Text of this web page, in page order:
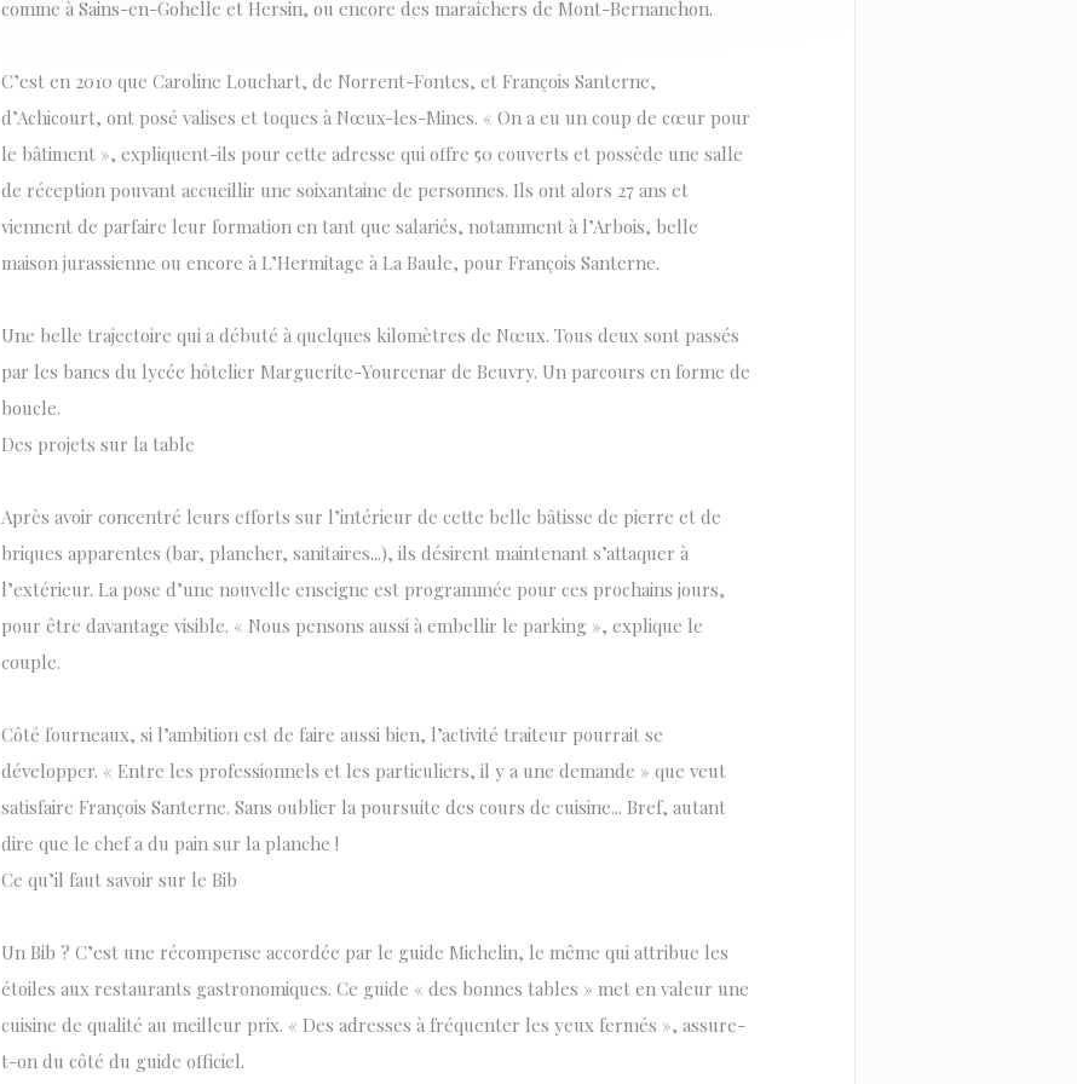
comme à Sains-en-Gohelle et Hersin, ou encore des maraîchers de Mont-Bernanchon.
C’est en 2010 que Caroline Louchart, de Norrent-Fontes, et François Santerne,
d’Achicourt, ont posé valises et toques à Nœux-les-Mines. « On a eu un coup de cœur pour
le bâtiment », expliquent-ils pour cette adresse qui offre 50 couverts et possède une salle
de réception pouvant accueillir une soixantaine de personnes. Ils ont alors 27 ans et
viennent de parfaire leur formation en tant que salariés, notamment à l’Arbois, belle
maison jurassienne ou encore à L’Hermitage à La Baule, pour François Santerne.
Une belle trajectoire qui a débuté à quelques kilomètres de Nœux. Tous deux sont passés
par les bancs du lycée hôtelier Marguerite-Yourcenar de Beuvry. Un parcours en forme de
boucle.
Des projets sur la table
Après avoir concentré leurs efforts sur l’intérieur de cette belle bâtisse de pierre et de
briques apparentes (bar, plancher, sanitaires...), ils désirent maintenant s’attaquer à
l’extérieur. La pose d’une nouvelle enseigne est programmée pour ces prochains jours,
pour être davantage visible. « Nous pensons aussi à embellir le parking », explique le
couple.
Côté fourneaux, si l’ambition est de faire aussi bien, l’activité traiteur pourrait se
développer. « Entre les professionnels et les particuliers, il y a une demande » que veut
satisfaire François Santerne. Sans oublier la poursuite des cours de cuisine... Bref, autant
dire que le chef a du pain sur la planche !
Ce qu’il faut savoir sur le Bib
Un Bib ? C’est une récompense accordée par le guide Michelin, le même qui attribue les
étoiles aux restaurants gastronomiques. Ce guide « des bonnes tables » met en valeur une
cuisine de qualité au meilleur prix. « Des adresses à fréquenter les yeux fermés », assure-
t-on du côté du guide officiel.